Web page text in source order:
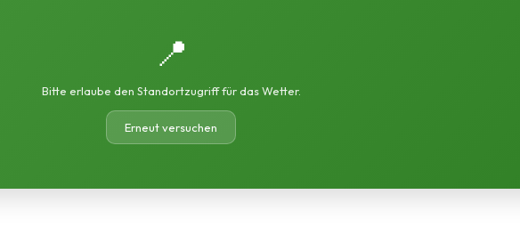
📍
Bitte erlaube den Standortzugriff für das Wetter.
Erneut versuchen